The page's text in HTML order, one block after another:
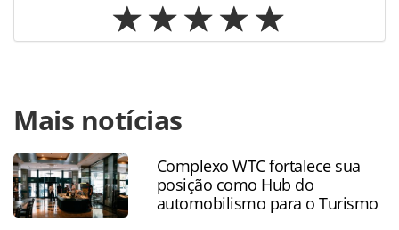
https://www.panrotas.com.br/coronavirus/superando-o-
coronavirus/2020/06/10-dicas-para-a-retomada-do-setor-
de-cruzeiros-maritimos_174127.html ou as ferramentas
oferecidas na página. Todo o conteúdo produzido pela
PANROTAS Editora é protegido pela legislação brasileira
sobre direito autoral. Não reproduza o conteúdo sem
Mais notícias
Complexo WTC fortalece sua
posição como Hub do
automobilismo para o Turismo